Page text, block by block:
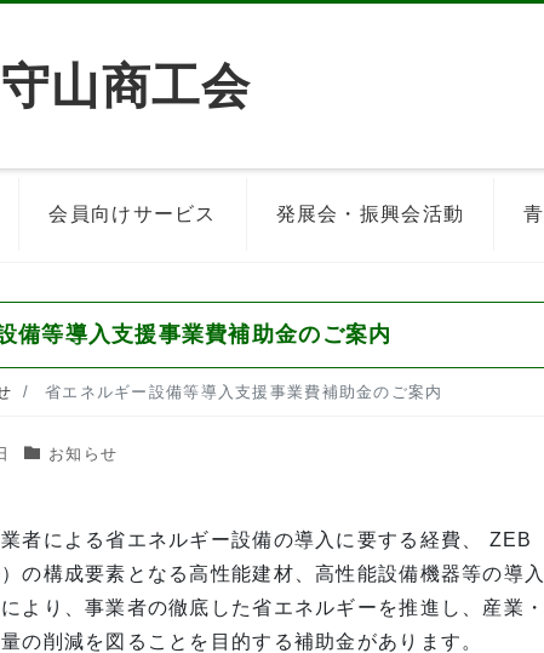
守山商工会
会員向けサービス 発展会・振興会活動
備等導入支援事業費補助金のご案内
省エネルギー設備等導入支援事業費補助金のご案内
お知らせ
者による省エネルギー設備の導入に要する経費、 ZEB
の構成要素となる高性能建材、高性能設備機器等の導
より、事業者の徹底した省エネルギーを推進し、産業
の削減を図ることを目的する補助金があります。